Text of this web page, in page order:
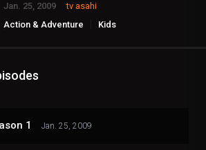
Jan. 25, 2009
tv asahi
Action & Adventure
Kids
1 Jan. 25, 2009